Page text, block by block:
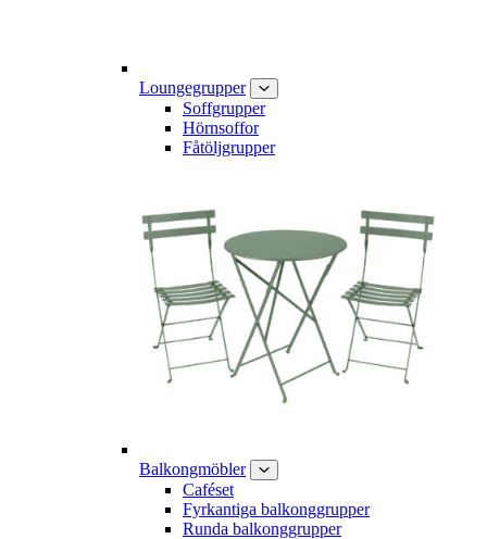
Loungegrupper
Soffgrupper
Hörnsoffor
Fåtöljgrupper
Balkongmöbler
Caféset
Fyrkantiga balkonggrupper
Runda balkonggrupper